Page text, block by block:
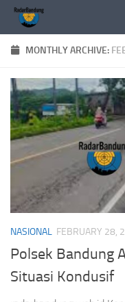
Skip to content
MONTHLY ARCHIVE:
NASIONAL FEBRUARY 28,
Polsek Bandung
Situasi Kondusif